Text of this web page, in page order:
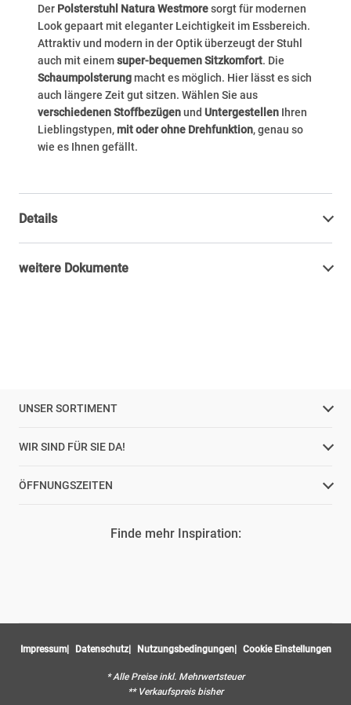
Der Polsterstuhl Natura Westmoresorgt für modernen
Look gepaart mit eleganter Leichtigkeit im Essbereich.
Attraktiv und modern in der Optik überzeugt der Stuhl
auch mit einemsuper-bequemen Sitzkomfort. Die
Schaumpolsterungmacht es möglich. Hier lässt es sich
auch längere Zeit gut sitzen. Wählen Sie aus
verschiedenen Stoffbezügenund Untergestellen Ihren
Lieblingstypen,mit oder ohne Drehfunktion, genau so
wie es Ihnen gefällt.
Details
weitere Dokumente
UNSER SORTIMENT
WIR SIND FÜR SIE DA!
ÖFFNUNGSZEITEN
Finde mehr Inspiration:
Impressum Datenschutz Nutzungsbedingungen Cookie Einstellungen
* Alle Preise inkl. Mehrwertsteuer
** Verkaufspreis bisher